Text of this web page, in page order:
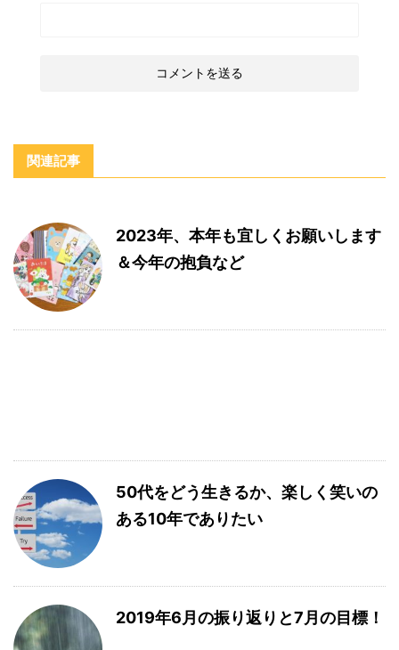
関連記事
2023年、本年も宜しくお願いします
＆今年の抱負など
50代をどう生きるか、楽しく笑いの
ある10年でありたい
2019年6月の振り返りと7月の目標！